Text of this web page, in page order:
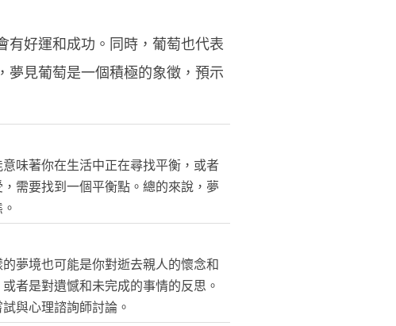
有好運和成功。同時，葡萄也代表
夢見葡萄是一個積極的象徵，預示
味著你在生活中正在尋找平衡，或者
需要找到一個平衡點。總的來說，夢
夢境也可能是你對逝去親人的懷念和
者是對遺憾和未完成的事情的反思。
與心理諮詢師討論。